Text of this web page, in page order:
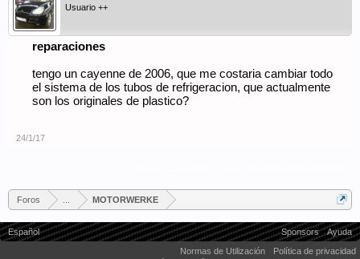
Usuario ++
reparaciones
tengo un cayenne de 2006, que me costaria cambiar todo
el sistema de los tubos de refrigeracion, que actualmente
son los originales de plastico?
24/1/17
Foros MOTORWERKE
Español Sponsors
Ayuda
Normas de Utilización
Política de privacidad